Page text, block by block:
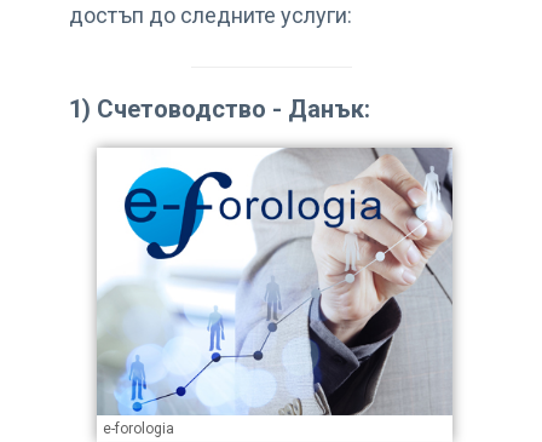
достъп до следните услуги:
1) Счетоводство - Данък:
e-forologia